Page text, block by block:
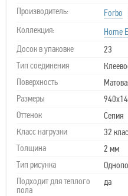
Производитель:
Forbo
Коллекция:
Home
Досок в упаковке
23
Тип соединения
Поверхность
Размеры
Оттенок
Сепия
Класс нагрузки
32
Толщина
2 мм
Тип рисунка
Подходит для теплого
пола
да